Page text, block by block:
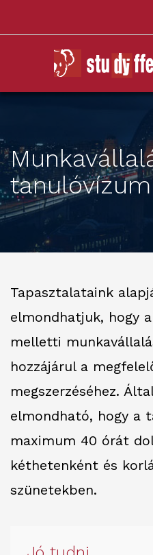
Tapasztalataink
elmondhatjuk, hogy
melletti
hozzájárul a
megszerzéséhez.
elmondható, hogy a
maximum 40 órát
kéthetenként és
szünetekben.